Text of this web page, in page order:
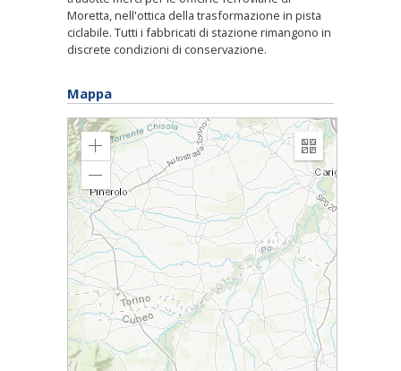
Moretta, nell'ottica della trasformazione in pista
ciclabile. Tutti i fabbricati di stazione rimangono in
discrete condizioni di conservazione.
Mappa